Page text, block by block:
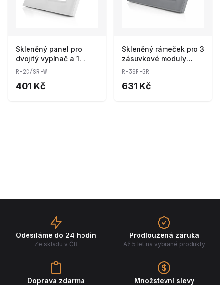
Skleněný panel pro
dvojitý vypínač a 1
zásuvkový modul ROON
R-2C/SR-W
401 Kč
Skleněný rámeček pro 3
zásuvkové moduly
ROON - R-3SR-GR
R-3SR-GR
631 Kč
Odesíláme do 24 hodin
Ze skladu v ČR
Prodloužená záruka
Až 5 let na vybrané produkty
Doprava zdarma Množstevní slevy